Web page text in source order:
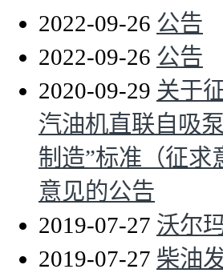
2022-09-26 公告
2022-09-26 公告
2020-09-29 关于
汽油机直联自吸
制造”标准（征求
意见的公告
2019-07-27 沃尔
2019-07-27 柴油